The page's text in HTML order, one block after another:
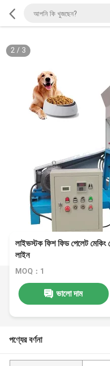
2/ 3
লাইভস্টক ফিশ ফিড পেলেট
লাইন
MOQ：1
ভালো দাম
পণ্যের বর্ণনা